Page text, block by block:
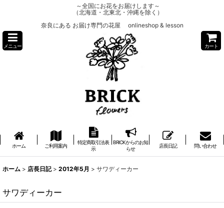
～全国にお花をお届けします～
（北海道・北東北・沖縄を除く）
奈良にある お届け専門の花屋 onlineshop & lesson
メニュー カート
ホーム ご利用案内
特定商取引法表
示
BRICKからのお知
らせ
店長日記 問い合わせ
ホーム > 店長日記 > 2012年5月 > サワディーカー
サワディーカー